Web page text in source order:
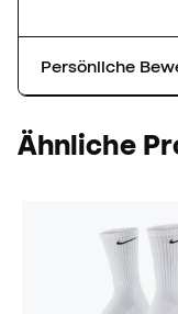
Ähnliche